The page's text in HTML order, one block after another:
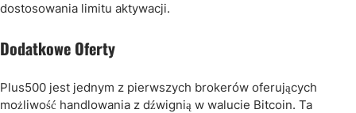
dostosowania limitu aktywacji.
Dodatkowe Oferty
Plus500 jest jednym z pierwszych brokerów oferujących
możliwość handlowania z dźwignią w walucie Bitcoin. Ta